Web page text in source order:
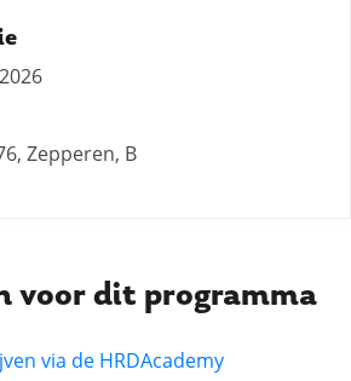
Zepperen, B
voor dit programma
via de HRDAcademy